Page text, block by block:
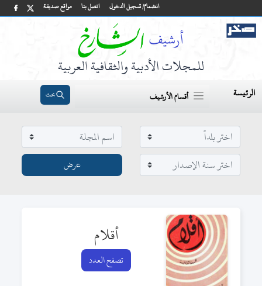
مواقع صديقة اتصل بنا انضمام/ تسجيل الدخول
للمجلات الأدبية والثقافية العربية
الرئيسة أقسام الأرشيف بحث
أقلام
تصفح العدد